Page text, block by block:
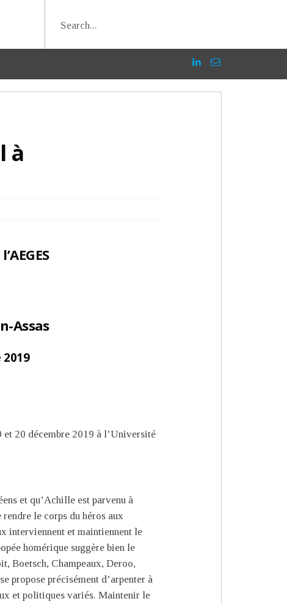
à
Assas
et 20 décembre 2019 à l’Université
et qu’Achille est parvenu à
le corps du héros aux
interviennent et maintiennent le
homérique suggère bien le
Boetsch, Champeaux, Deroo,
propose précisément d’arpenter à
et politiques variés. Maintenir le